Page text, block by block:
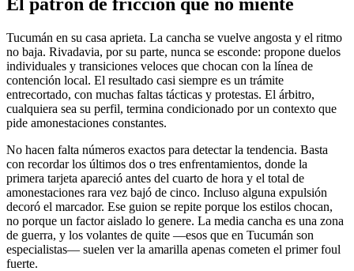
Tucumán en su casa aprieta. La cancha se vuelve angosta y el ritmo
no baja. Rivadavia, por su parte, nunca se esconde: propone duelos
individuales y transiciones veloces que chocan con la línea de
contención local. El resultado casi siempre es un trámite
entrecortado, con muchas faltas tácticas y protestas. El árbitro,
cualquiera sea su perfil, termina condicionado por un contexto que
pide amonestaciones constantes.
No hacen falta números exactos para detectar la tendencia. Basta
con recordar los últimos dos o tres enfrentamientos, donde la
primera tarjeta apareció antes del cuarto de hora y el total de
amonestaciones rara vez bajó de cinco. Incluso alguna expulsión
decoró el marcador. Ese guion se repite porque los estilos chocan,
no porque un factor aislado lo genere. La media cancha es una zona
de guerra, y los volantes de quite —esos que en Tucumán son
especialistas— suelen ver la amarilla apenas cometen el primer foul
fuerte.